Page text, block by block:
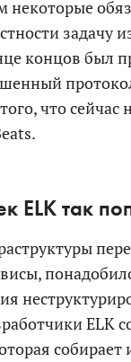
некоторые
задачу
концов был
что сейчас
ELK так
ELK
собирает